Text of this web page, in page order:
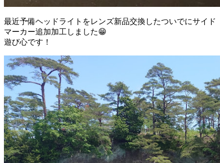
最近予備ヘッドライトをレンズ新品交換したついでにサイド
マーカー追加加工しました😁
遊び心です！